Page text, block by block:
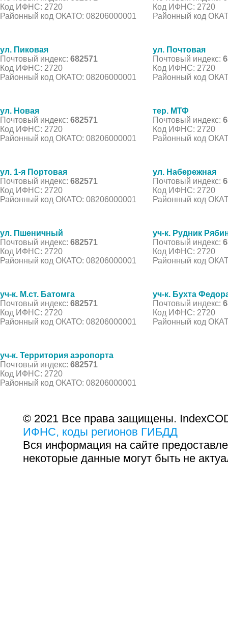
Код ИФНС: 2720
Районный код ОКАТО: 08206000001
Код ИФНС: 2720
Районный код
ул. Пиковая
Почтовый индекс: 682571
Код ИФНС: 2720
Районный код ОКАТО: 08206000001
ул. Почтовая
Почтовый индекс:
Код ИФНС: 2720
Районный код
ул. Новая
Почтовый индекс: 682571
Код ИФНС: 2720
Районный код ОКАТО: 08206000001
тер. МТФ
Почтовый индекс:
Код ИФНС: 2720
Районный код
ул. 1-я Портовая
Почтовый индекс: 682571
Код ИФНС: 2720
Районный код ОКАТО: 08206000001
ул. Набережная
Почтовый индекс:
Код ИФНС: 2720
Районный код
ул. Пшеничный
Почтовый индекс: 682571
Код ИФНС: 2720
Районный код ОКАТО: 08206000001
уч-к. Рудник
Почтовый индекс:
Код ИФНС: 2720
Районный код
уч-к. М.ст. Батомга
Почтовый индекс: 682571
Код ИФНС: 2720
Районный код ОКАТО: 08206000001
уч-к. Бухта
Почтовый индекс:
Код ИФНС: 2720
Районный код
уч-к. Территория аэропорта
Почтовый индекс: 682571
Код ИФНС: 2720
Районный код ОКАТО: 08206000001
© 2021 Все права защищены.
ИФНС, коды регионов ГИБДД
Вся информация на сайте
некоторые данные могут быть не